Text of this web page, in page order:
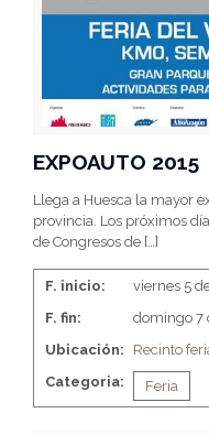
EXPOAUTO 2015
Llega a Huesca la mayor
provincia. Los próximos
de Congresos de […]
F. inicio:
viernes 5
F. fin:
domingo 7
Ubicación:
Recinto
Categoria:
Feria